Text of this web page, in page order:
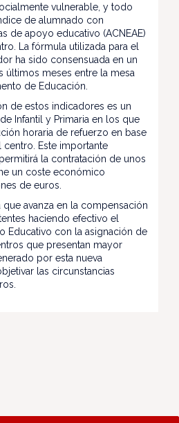
vulnerable, y todo
de alumnado con
de apoyo educativo (ACNEAE)
La fórmula utilizada para el
ha sido consensuada en un
últimos meses entre la mesa
de Educación.
de estos indicadores es un
Infantil y Primaria en los que
horaria de refuerzo en base
centro. Este importante
la contratación de unos
un coste económico
de euros.
que avanza en la compensación
haciendo efectivo el
Educativo con la asignación de
que presentan mayor
por esta nueva
las circunstancias